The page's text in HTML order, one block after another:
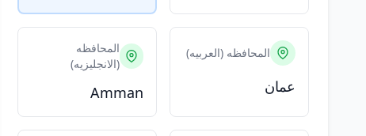
المحافظه (العربيه)
عمان
المحافظه
(الانجليزيه)
Amman